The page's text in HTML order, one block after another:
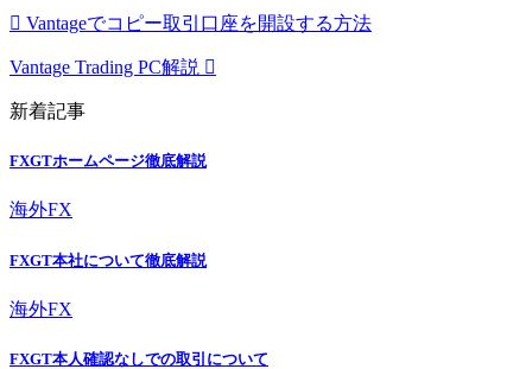
Vantageでコピー取引口座を開設する方法
Vantage Trading PC解説
新着記事
FXGTホームページ徹底解説
海外FX
FXGT本社について徹底解説
海外FX
FXGT本人確認なしでの取引について